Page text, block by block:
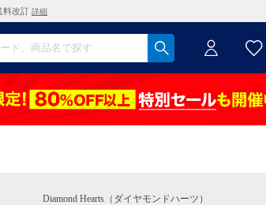
料改訂 詳細
Diamond Hearts （ダイヤモンドハーツ）